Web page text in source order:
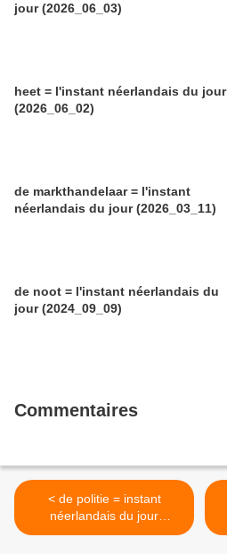
jour (2026_06_03)
heet = l'instant néerlandais du jour
(2026_06_02)
de markthandelaar = l'instant
néerlandais du jour (2026_03_11)
de noot = l'instant néerlandais du
jour (2024_09_09)
Commentaires
< de politie = instant
néerlandais du jour
(2021_10_14)